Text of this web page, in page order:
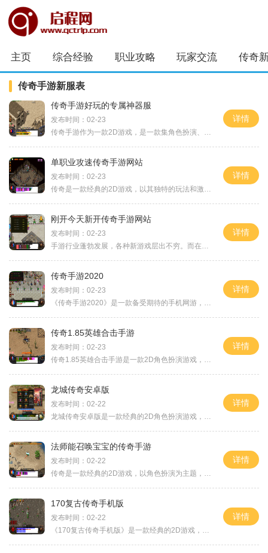
主页 综合经验 职业攻略 玩家交流 传奇
传奇手游新服表
传奇手游好玩的专属神器服
发布时间：02-23
传奇手游作为一款2D游戏，是一款集角色扮演、万人在线、玩家互动等多种元素于一体的经典游戏。在这个游戏中，玩家可以自由选择职业，与其他玩家组队冒险，挑战副本，体验4PK系统
详情
单职业攻速传奇手游网站
发布时间：02-23
传奇是一款经典的2D游戏，以其独特的玩法和激烈的战斗而享誉全球。作为一款角色扮演游戏，传奇让玩家们可以创造自己的角色，并在虚拟世界中体验刺激的冒险和战斗。与其他在线游
详情
刚开今天新开传奇手游网站
发布时间：02-23
手游行业蓬勃发展，各种新游戏层出不穷。而在今天，一款备受瞩目的传奇手游正式上线了，这是一款名为“刚开”的全新传奇手游。作为一款贴近原著、玩法创新且华丽画面的游戏，
详情
传奇手游2020
发布时间：02-23
《传奇手游2020》是一款备受期待的手机网游，该游戏以传奇题材为基础，充分展现了经典传世的魅力。游戏中引入了多种创新元素，为玩家带来了独特的游戏体验。下面将为您详细介绍
详情
传奇1.85英雄合击手游
发布时间：02-23
传奇1.85英雄合击手游是一款2D角色扮演游戏，是传奇系列游戏的经典之作。这款游戏以其精美的画面和丰富的内容，吸引了无数玩家的关注和喜爱。游戏中有着万人在线的世界，玩家之
详情
龙城传奇安卓版
发布时间：02-22
龙城传奇安卓版是一款经典的2D角色扮演游戏，以传奇为题材，拥有万人在线的玩家互动模式。游戏中有一个宏大的主线剧情系统和多样化的职业选择，其中包括战士和道士职业，玩家可
详情
法师能召唤宝宝的传奇手游
发布时间：02-22
传奇是一款经典的2D游戏，以角色扮演为主题，曾经在全球范围内造成了巨大的影响力。作为一款万人在线的游戏，传奇不仅具有精彩的游戏玩法，还提供了丰富的玩家互动体验，成为了
详情
170复古传奇手机版
发布时间：02-22
《170复古传奇手机版》是一款经典的2D游戏，它延续了传奇游戏的经典元素，打造了一个真实而又激烈的游戏世界。在这个游戏中，玩家扮演着一个勇敢的冒险者，可以与成千上万的玩家
详情